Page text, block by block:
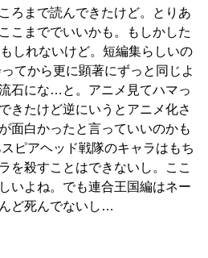
ろまで読んできたけど。とりあ
こまででいいかも。もしかした
しれないけど。短編集らしいの
てから更に顕著にずっと同じよ
石にな…と。アニメ見てハマっ
きたけど逆にいうとアニメ化さ
面白かったと言っていいのかも
ピアヘッド戦隊のキャラはもち
を殺すことはできないし。ここ
いよね。でも連合王国編はネー
ど死んでないし…